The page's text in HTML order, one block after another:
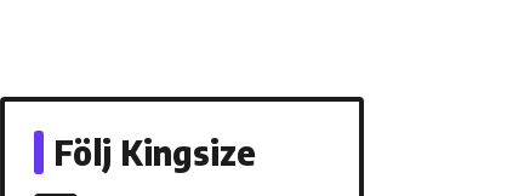
Följ Kingsize